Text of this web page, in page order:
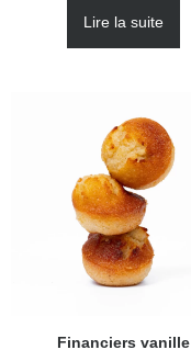
Lire la suite
Financiers vanille